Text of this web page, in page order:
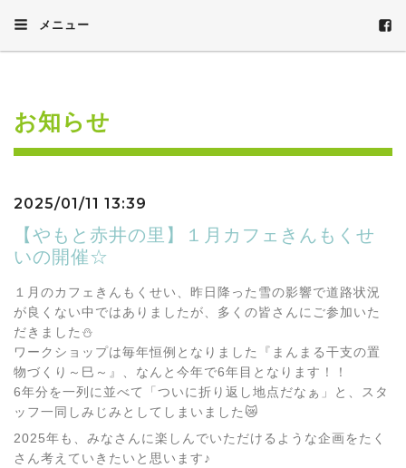
メニュー
お知らせ
2025/01/11 13:39
【やもと赤井の里】１月カフェきんもくせ
いの開催☆
１月のカフェきんもくせい、昨日降った雪の影響で道路状況
が良くない中ではありましたが、多くの皆さんにご参加いた
だきました⛄
ワークショップは毎年恒例となりました『まんまる干支の置
物づくり～巳～』、なんと今年で6年目となります！！
6年分を一列に並べて「ついに折り返し地点だなぁ」と、スタ
ッフ一同しみじみとしてしまいました😿
2025年も、みなさんに楽しんでいただけるような企画をたく
さん考えていきたいと思います♪